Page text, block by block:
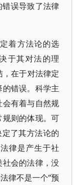
错误导致了法律
着方法论的选
于其对法的理
在于对法律定
错误。科学主
有着与自然规
则的体现。可
了其方法论的
律是产生于社
会的法律，没
律不是一个“预